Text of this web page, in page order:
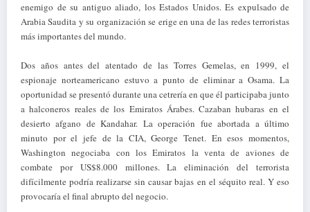
enemigo de su antiguo aliado, los Estados Unidos. Es expulsado de
Arabia Saudita y su organización se erige en una de las redes terroristas
más importantes del mundo.
Dos años antes del atentado de las Torres Gemelas, en 1999, el
espionaje norteamericano estuvo a punto de eliminar a Osama. La
oportunidad se presentó durante una cetrería en que él participaba junto
a halconeros reales de los Emiratos Árabes. Cazaban hubaras en el
desierto afgano de Kandahar. La operación fue abortada a último
minuto por el jefe de la CIA, George Tenet. En esos momentos,
Washington negociaba con los Emiratos la venta de aviones de
combate por US$8.000 millones. La eliminación del terrorista
difícilmente podría realizarse sin causar bajas en el séquito real. Y eso
provocaría el final abrupto del negocio.